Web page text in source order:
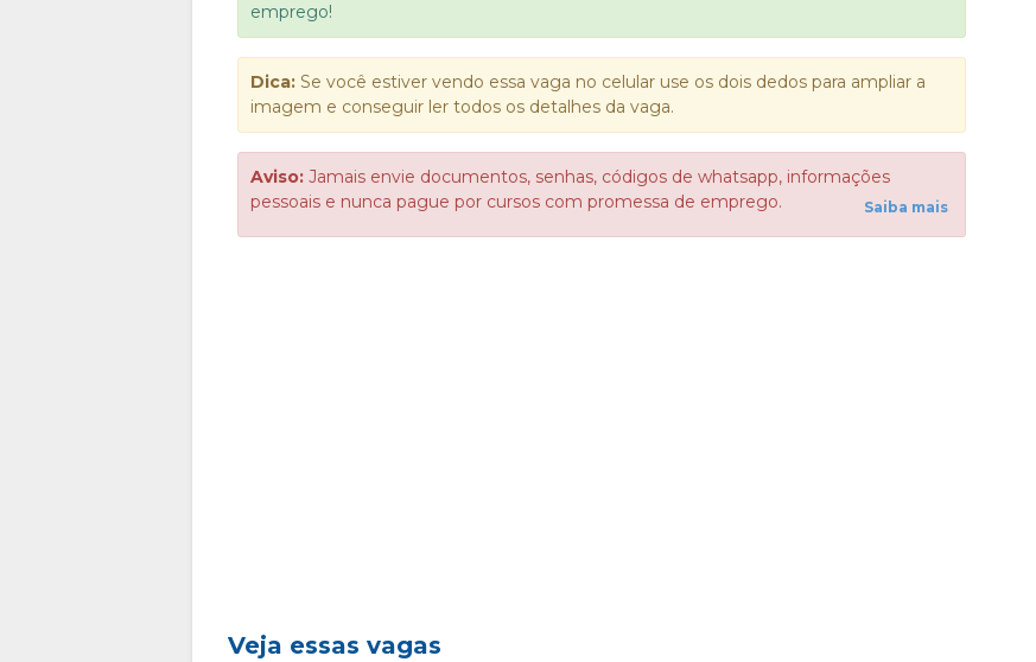
emprego!
Dica: Se você estiver vendo essa vaga no celular use os dois dedos para ampliar a
imagem e conseguir ler todos os detalhes da vaga.
Aviso: Jamais envie documentos, senhas, códigos de whatsapp, informações
pessoais e nunca pague por cursos com promessa de emprego.
Saiba mais
Veja essas vagas